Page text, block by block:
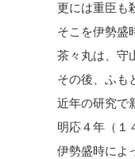
更には重臣も
そこを伊勢盛
茶々丸は、守
その後、ふも
近年の研究で
明応４年（１
伊勢盛時によ